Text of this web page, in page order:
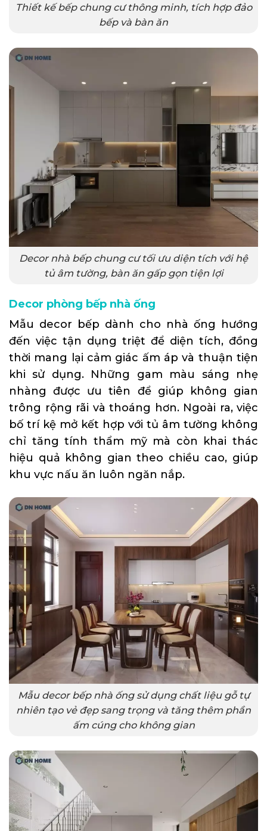
Thiết kế bếp chung cư thông minh, tích hợp đảo
bếp và bàn ăn
Decor nhà bếp chung cư tối ưu diện tích với hệ
tủ âm tường, bàn ăn gấp gọn tiện lợi
Decor phòng bếp nhà ống
Mẫu decor bếp dành cho nhà ống hướng
đến việc tận dụng triệt để diện tích, đồng
thời mang lại cảm giác ấm áp và thuận tiện
khi sử dụng. Những gam màu sáng nhẹ
nhàng được ưu tiên để giúp không gian
trông rộng rãi và thoáng hơn. Ngoài ra, việc
bố trí kệ mở kết hợp với tủ âm tường không
chỉ tăng tính thẩm mỹ mà còn khai thác
hiệu quả không gian theo chiều cao, giúp
khu vực nấu ăn luôn ngăn nắp.
Mẫu decor bếp nhà ống sử dụng chất liệu gỗ tự
nhiên tạo vẻ đẹp sang trọng và tăng thêm phần
ấm cúng cho không gian